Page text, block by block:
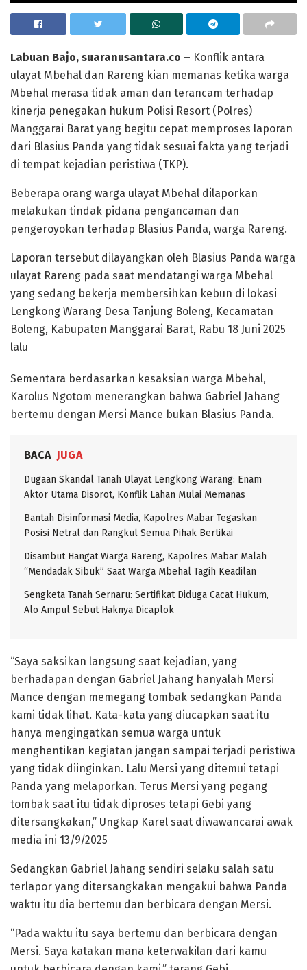
Labuan Bajo, suaranusantara.co – Konflik antara
ulayat Mbehal dan Rareng kian memanas ketika warga
Mbehal merasa tidak aman dan terancam terhadap
kinerja penegakan hukum Polisi Resort (Polres)
Manggarai Barat yang begitu cepat memproses laporan
dari Blasius Panda yang tidak sesuai fakta yang terjadi
di tempat kejadian peristiwa (TKP).
Beberapa orang warga ulayat Mbehal dilaporkan
melakukan tindak pidana pengancaman dan
pengeroyokan terhadap Blasius Panda, warga Rareng.
Laporan tersebut dilayangkan oleh Blasius Panda warga
ulayat Rareng pada saat mendatangi warga Mbehal
yang sedang bekerja membersihkan kebun di lokasi
Lengkong Warang Desa Tanjung Boleng, Kecamatan
Boleng, Kabupaten Manggarai Barat, Rabu 18 Juni 2025
lalu
Sementara berdasarkan kesaksian warga Mbehal,
Karolus Ngotom menerangkan bahwa Gabriel Jahang
bertemu dengan Mersi Mance bukan Blasius Panda.
BACA JUGA
Dugaan Skandal Tanah Ulayat Lengkong Warang: Enam
Aktor Utama Disorot, Konflik Lahan Mulai Memanas
Bantah Disinformasi Media, Kapolres Mabar Tegaskan
Posisi Netral dan Rangkul Semua Pihak Bertikai
Disambut Hangat Warga Rareng, Kapolres Mabar Malah
“Mendadak Sibuk” Saat Warga Mbehal Tagih Keadilan
Sengketa Tanah Sernaru: Sertifikat Diduga Cacat Hukum,
Alo Ampul Sebut Haknya Dicaplok
“Saya saksikan langsung saat kejadian, yang
berhadapan dengan Gabriel Jahang hanyalah Mersi
Mance dengan memegang tombak sedangkan Panda
kami tidak lihat. Kata-kata yang diucapkan saat itu
hanya mengingatkan semua warga untuk
menghentikan kegiatan jangan sampai terjadi peristiwa
yang tidak diinginkan. Lalu Mersi yang ditemui tetapi
Panda yang melaporkan. Terus Mersi yang pegang
tombak saat itu tidak diproses tetapi Gebi yang
ditersangkakan,” Ungkap Karel saat diwawancarai awak
media ini 13/9/2025
Sedangkan Gabriel Jahang sendiri selaku salah satu
terlapor yang ditersangkakan mengakui bahwa Panda
waktu itu dia bertemu dan berbicara dengan Mersi.
“Pada waktu itu saya bertemu dan berbicara dengan
Mersi. Saya katakan mana keterwakilan dari kamu